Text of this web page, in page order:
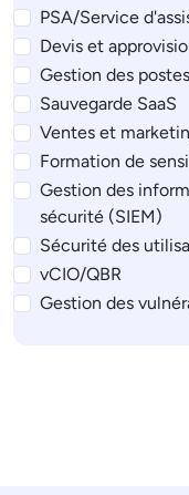
PSA/Service
Devis et
Gestion des
Sauvegarde SaaS
Ventes et
Formation de
Gestion des
sécurité (SIEM)
Sécurité des
vCIO/QBR
Gestion des